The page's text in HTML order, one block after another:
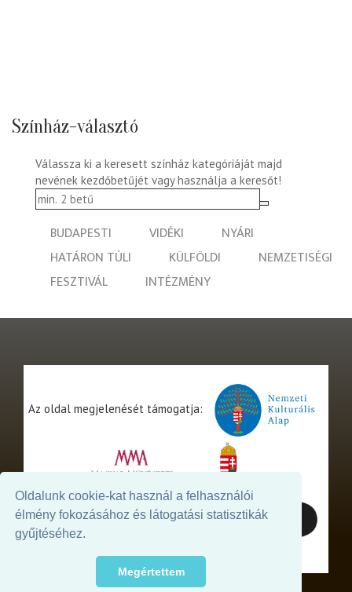
Oldalunk cookie-kat használ a felhasználói
élmény fokozásához és látogatási statisztikák
gyűjtéséhez.
Megértettem
Színház-választó
Válassza ki a keresett színház kategóriáját majd
nevének kezdőbetűjét vagy használja a keresőt!
BUDAPESTI VIDÉKI
NYÁRI
HATÁRON TÚLI
KÜLFÖLDI
NEMZETISÉGI
FESZTIVÁL
INTÉZMÉNY
Az oldal megjelenését támogatja: